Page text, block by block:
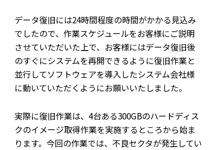
データ復旧には24時間程度の時間がかかる見込み
でしたので、作業スケジュールをお客様にご説明
させていただいた上で、お客様にはデータ復旧後
のすぐにシステムを再開できるように復旧作業と
並行してソフトウェアを導入したシステム会社様
に動いていただくようにお願いいたしました。
実際に復旧作業は、4台ある300GBのハードディス
クのイメージ取得作業を実施するところから始ま
ります。今回の作業では、不良セクタが発生してい